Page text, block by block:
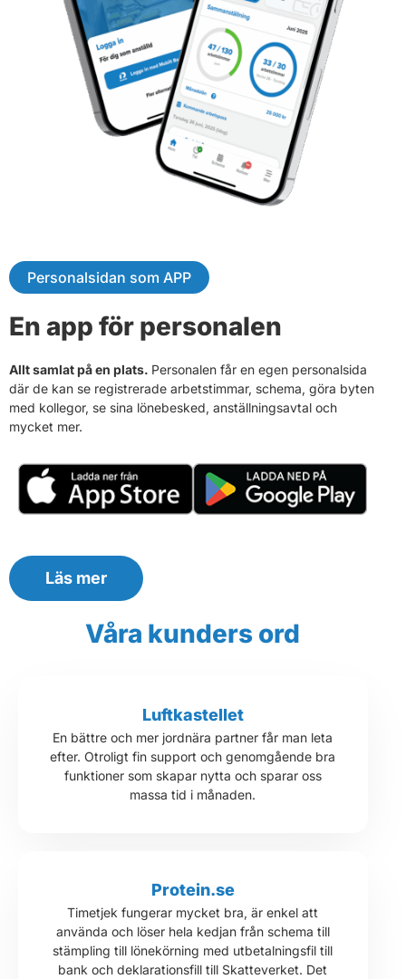
Personalsidan som APP
En app för personalen
Allt samlat på en plats. Personalen får en egen personalsida
där de kan se registrerade arbetstimmar, schema, göra byten
med kollegor, se sina lönebesked, anställningsavtal och
mycket mer.
Läs mer
Våra kunders ord
Luftkastellet
En bättre och mer jordnära partner får man leta
efter. Otroligt fin support och genomgående bra
funktioner som skapar nytta och sparar oss
massa tid i månaden.
Protein.se
Timetjek fungerar mycket bra, är enkel att
använda och löser hela kedjan från schema till
stämpling till lönekörning med utbetalningsfil till
bank och deklarationsfill till Skatteverket. Det